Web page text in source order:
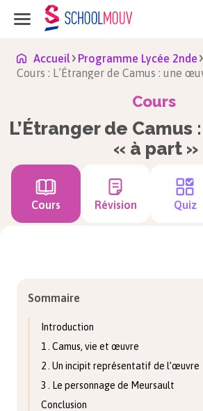
Accueil Programme Lycée 2nde
Cours : L’Étranger de Camus : une
Cours
L’Étranger de
« à part »
Cours Révision Quiz
Sommaire
Introduction
1 . Camus, vie et œuvre
2 . Un incipit représentatif de l’œuvre
3 . Le personnage de Meursault
Conclusion